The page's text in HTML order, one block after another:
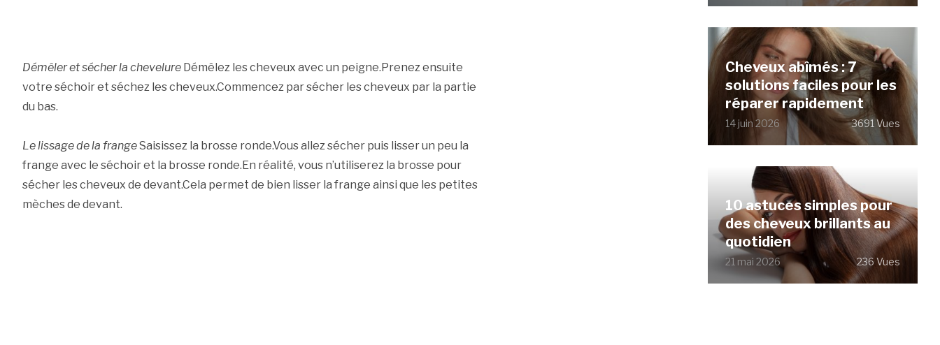
Démêler et sécher la chevelureDémêlez les cheveux avec un peigne.Prenez ensuite
votre séchoir et séchez les cheveux.Commencez par sécher les cheveux par la partie
du bas.
Le lissage de la frangeSaisissez la brosse ronde.Vous allez sécher puis lisser un peu la
frange avec le séchoir et la brosse ronde.En réalité, vous n’utiliserez la brosse pour
sécher les cheveux de devant.Cela permet de bien lisser la frange ainsi que les petites
mèches de devant.
Cheveux abîmés : 7
solutions faciles pour les
réparer rapidement
14 juin 2026 3691 Vues
10 astuces simples pour
des cheveux brillants au
quotidien
21 mai 2026 236 Vues